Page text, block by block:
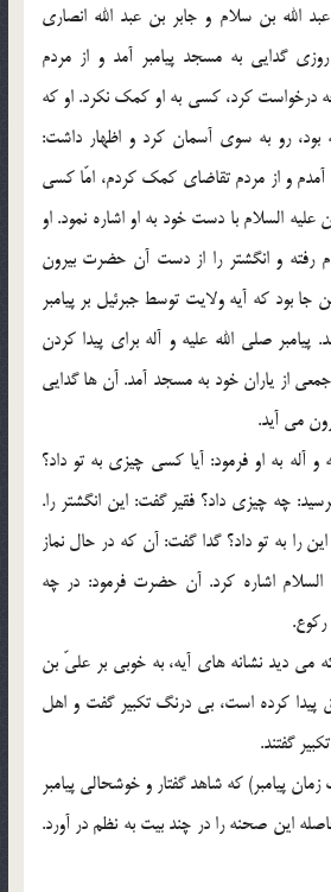
الله بن سلام و جابر بن عبد الله انصاری
گدایی به مسجد پیامبر آمد و از مردم
درخواست کرد، کسی به او کمک نکرد. او که
رو به سوی آسمان کرد و اظهار داشت:
و از مردم تقاضای کمک کردم، امّا کسی
السلام با دست خود به او اشاره نمود. او
رفته و انگشتر را از دست آن حضرت بیرون
بود که آیه ولایت توسط جبرئیل بر پیامبر
پیامبر صلی الله علیه و آله برای پیدا کردن
از یاران خود به مسجد آمد. آن ها گدایی
می آید.
به او فرمود: آیا کسی چیزی به تو داد؟
چه چیزی داد؟ فقیر گفت: این انگشتر را.
به تو داد؟ گدا گفت: آن که در حال نماز
السلام اشاره کرد. آن حضرت فرمود: در چه
می دید نشانه های آیه، به خوبی بر علیّ بن
پیدا کرده است، بی درنگ تکبیر گفت و اهل
گفتند.
پیامبر) که شاهد گفتار و خوشحالی پیامبر
این صحنه را در چند بیت به نظم در آورد.